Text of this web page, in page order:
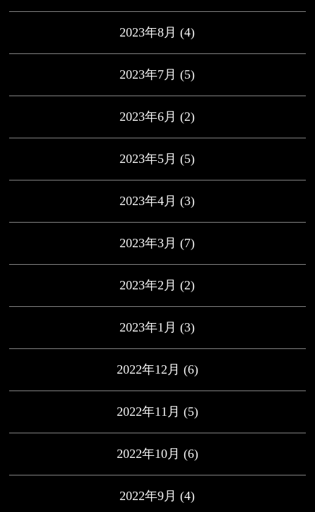
2023年8月 (4)
2023年7月 (5)
2023年6月 (2)
2023年5月 (5)
2023年4月 (3)
2023年3月 (7)
2023年2月 (2)
2023年1月 (3)
2022年12月 (6)
2022年11月 (5)
2022年10月 (6)
2022年9月 (4)